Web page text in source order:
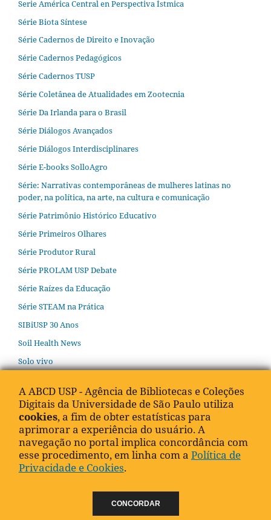
Serie América Central en Perspectiva Ístmica
Série Biota Síntese
Série Cadernos de Direito e Inovação
Série Cadernos Pedagógicos
Série Cadernos TUSP
Série Coletânea de Atualidades em Zootecnia
Série Da Irlanda para o Brasil
Série Diálogos Avançados
Série Diálogos Interdisciplinares
Série E-books SolloAgro
Série: Narrativas contemporâneas de mulheres latinas no
poder, na política, na arte, na cultura e comunicação
Série Patrimônio Histórico Educativo
Série Primeiros Olhares
Série Produtor Rural
Série PROLAM USP Debate
Série Raízes da Educação
Série STEAM na Prática
SIBiUSP 30 Anos
Soil Health News
Solo vivo
Textos CERU
Travessias
A ABCD USP - Agência de Bibliotecas e Coleções
Digitais da Universidade de São Paulo utiliza
cookies, a fim de obter estatísticas para
aprimorar a experiência do usuário. A
navegação no portal implica concordância com
esse procedimento, em linha com a Política de
Privacidade e Cookies.
CONCORDAR